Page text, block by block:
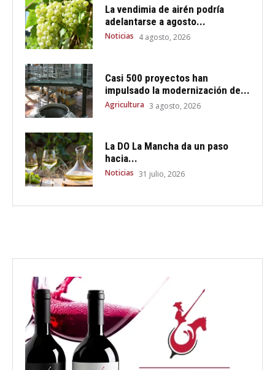
La vendimia de airén podría
adelantarse a agosto...
Noticias 4 agosto, 2026
Casi 500 proyectos han
impulsado la modernización de...
Agricultura 3 agosto, 2026
La DO La Mancha da un paso
hacia...
Noticias 31 julio, 2026